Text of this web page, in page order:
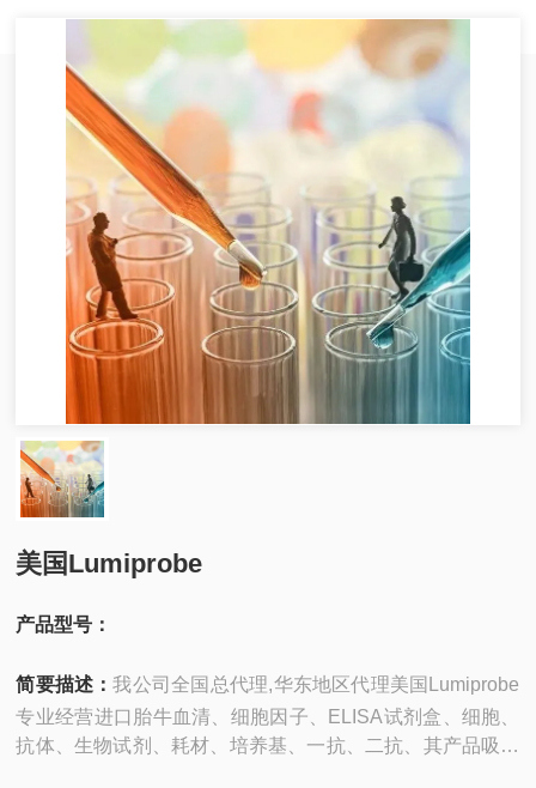
美国Lumiprobe
产品型号：
简要描述：我公司全国总代理,华东地区代理美国Lumiprobe
专业经营进口胎牛血清、细胞因子、ELISA试剂盒、细胞、
抗体、生物试剂、耗材、培养基、一抗、二抗、其产品吸附